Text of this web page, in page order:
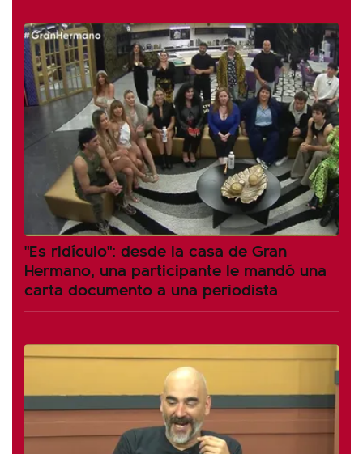
"Es ridículo": desde la casa de Gran
Hermano, una participante le mandó una
carta documento a una periodista